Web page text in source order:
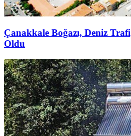
Çanakkale Boğazı, Deniz
Oldu